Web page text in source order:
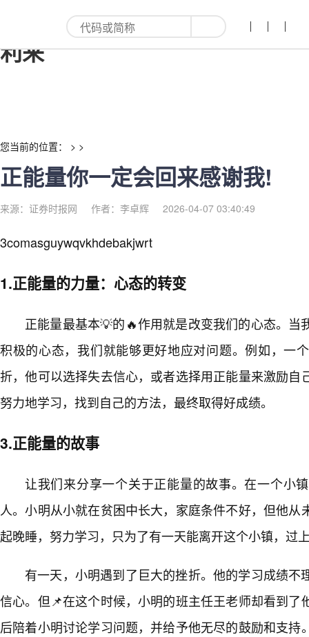
正能量你一定会回来感谢我!-红
利来
您当前的位置： > >
正能量你一定会回来感谢我!
来源：证券时报网 作者：李卓辉 2026-04-07 03:40:49
3comasguywqvkhdebakjwrt
1.正能量的力量：心态的转变
正能量最基本💡的🔥作用就是改变我们的心态。当
积极的心态，我们就能够更好地应对问题。例如，一
折，他可以选择失去信心，或者选择用正能量来激励自
努力地学习，找到自己的方法，最终取得好成绩。
3.正能量的故事
让我们来分享一个关于正能量的故事。在一个小
人。小明从小就在贫困中长大，家庭条件不好，但他从
起晚睡，努力学习，只为了有一天能离开这个小镇，过
有一天，小明遇到了巨大的挫折。他的学习成绩不
信心。但📌在这个时候，小明的班主任王老师却看到了
后陪着小明讨论学习问题，并给予他无尽的鼓励和支持